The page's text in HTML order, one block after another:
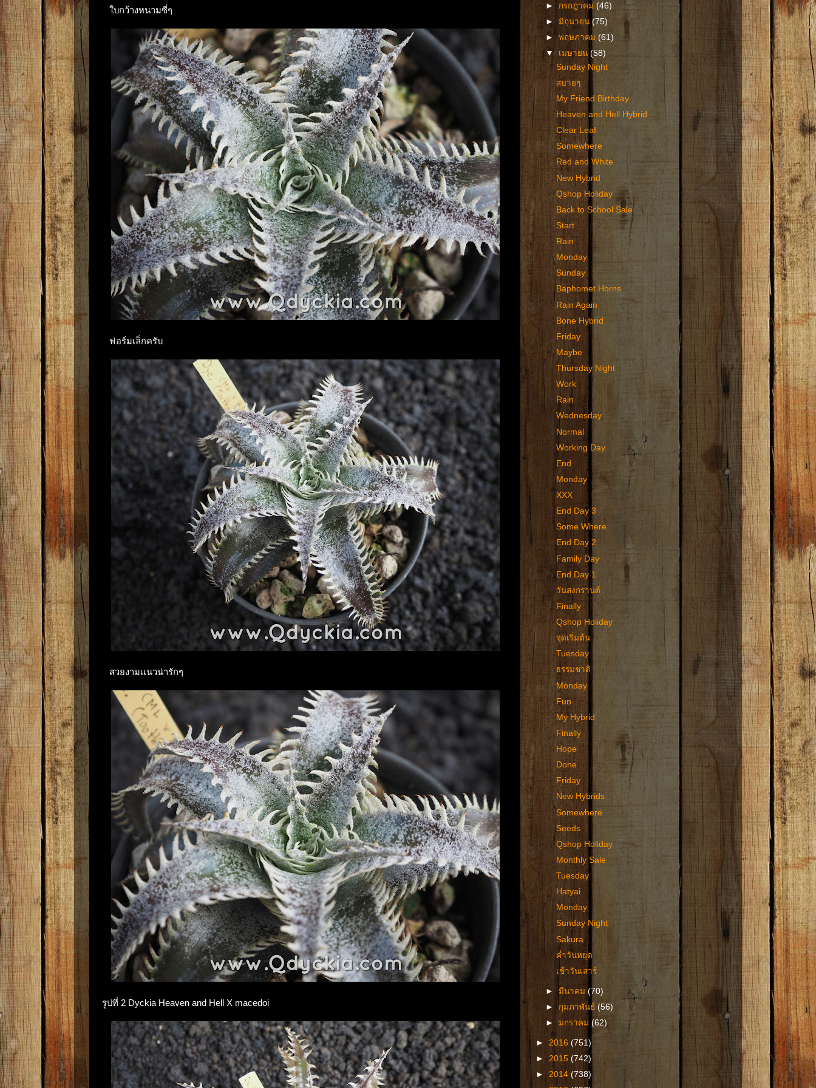
ใบกว้างหนามซี่ๆ
ฟอร์มเล็กครับ
สวยงามเเนวน่ารักๆ
รูปที่ 2 Dyckia Heaven and Hell X macedoi
► กรกฎาคม (46)
►มิถุนายน(75)
►พฤษภาคม (61)
▼ เมษายน(58)
Sunday Night
สบายๆ
My Friend Birthday
Heaven and Hell Hybrid
Clear Leaf
Somewhere
Red and White
New Hybrid
Qshop Holiday
Back to School Sale
Start
Rain
Monday
Sunday
Baphomet Horns
Rain Again
Bone Hybrid
Friday
Maybe
Thursday Night
Work
Rain
Wednesday
Normal
Working Day
End
Monday
XXX
End Day 3
Some Where
End Day 2
Family Day
End Day 1
วันสงกรานต์
Finally
Qshop Holiday
จุดเริ่มต้น
Tuesday
ธรรมชาติ
Monday
Fun
My Hybrid
Finally
Hope
Done
Friday
New Hybrids
Somewhere
Seeds
Qshop Holiday
Monthly Sale
Tuesday
Hatyai
Monday
Sunday Night
Sakura
ค่ำวันหยุด
เช้าวันเสาร์
►มีนาคม(70)
► กุมภาพันธ์(56)
►มกราคม(62)
► 2016 (751)
► 2015 (742)
► 2014 (738)